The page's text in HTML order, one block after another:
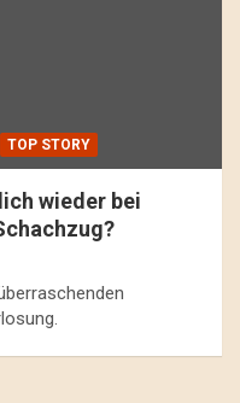
TOP STORY
wieder bei